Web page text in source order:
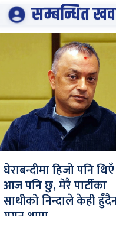
सम्बन्धित
घेराबन्दीमा हिजो पनि
आज पनि छु, मेरै पार्टीका
साथीको निन्दाले केही
गगन थापा